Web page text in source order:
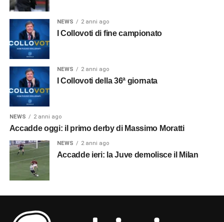
NEWS 2 anni ago
I Collovoti di fine campionato
NEWS 2 anni ago
I Collovoti della 36ª giornata
NEWS 2 anni ago
Accadde oggi: il primo derby di Massimo Moratti
NEWS 2 anni ago
Accadde ieri: la Juve demolisce il Milan